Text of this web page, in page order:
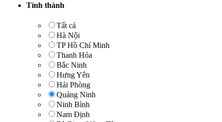
Tỉnh thành
Tất cả
Hà Nội
TP Hồ Chí Minh
Thanh Hóa
Bắc Ninh
Hưng Yên
Hải Phòng
Quảng Ninh
Ninh Bình
Nam Định